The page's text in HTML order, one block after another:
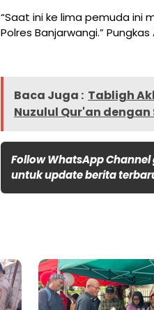
“Saat ini ke lima pemuda ini
Polres Banjarwangi.” Pungkas
Baca Juga : Tabligh
Nuzulul Qur'an
Follow WhatsApp
untuk update berita